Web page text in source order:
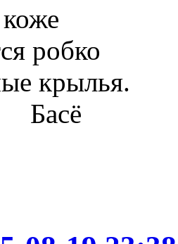
робко
крылья.